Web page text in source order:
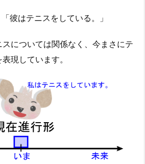
彼はテニスをしている。」
については関係なく、今まさにテ
現しています。